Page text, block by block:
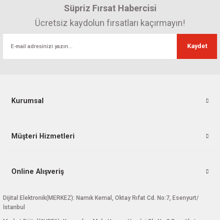
Ürün açıklamasında eksik bilgiler bulunuyor.
Ürün bilgilerinde hatalar bulunuyor.
Ürün fiyatı diğer sitelerden daha pahalı.
Bu ürüne benzer farklı alternatifler olmalı.
Süpriz Fırsat Habercisi
Ücretsiz kaydolun fırsatları kaçırmayın!
Kaydet
Kurumsal
Müşteri Hizmetleri
Online Alışveriş
Dijital Elektronik(MERKEZ): Namık Kemal, Oktay Rıfat Cd. No:7, Esenyurt/
İstanbul